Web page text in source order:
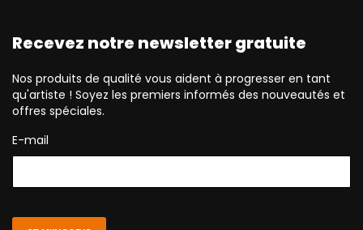
Recevez notre newsletter gratuite
Nos produits de qualité vous aident à progresser en tant
qu'artiste ! Soyez les premiers informés des nouveautés et
offres spéciales.
E-mail